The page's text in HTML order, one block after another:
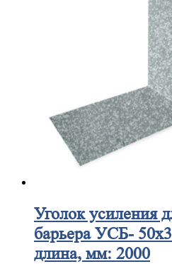
Уголокусиления
барьера УСБ-
длина, мм: 2000